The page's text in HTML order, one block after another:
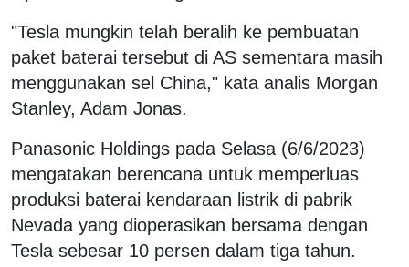
"Tesla mungkin telah beralih ke pembuatan
paket baterai tersebut di AS sementara masih
menggunakan sel China," kata analis Morgan
Stanley, Adam Jonas.
Panasonic Holdings pada Selasa (6/6/2023)
mengatakan berencana untuk memperluas
produksi baterai kendaraan listrik di pabrik
Nevada yang dioperasikan bersama dengan
Tesla sebesar 10 persen dalam tiga tahun.